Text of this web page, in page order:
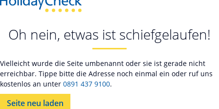
Oh nein, etwas ist schiefgelaufen!
Vielleicht wurde die Seite umbenannt oder sie ist gerade nicht
erreichbar. Tippe bitte die Adresse noch einmal ein oder ruf uns
kostenlos an unter 0891 437 9100.
Seite neu laden